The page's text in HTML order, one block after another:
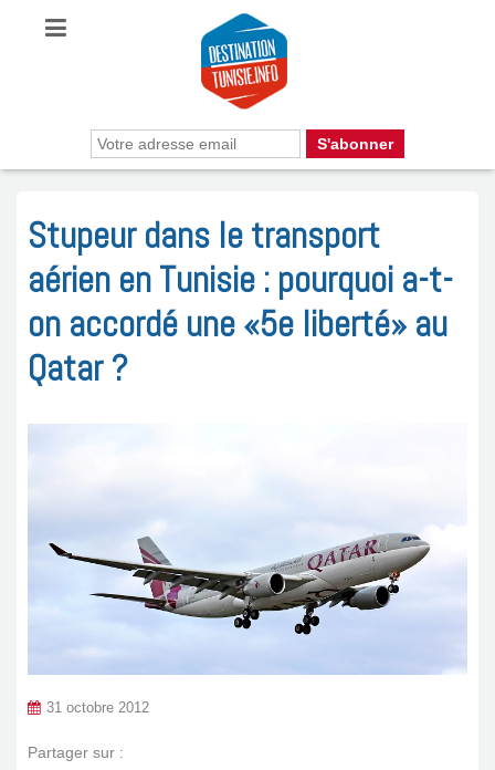
Stupeur dans le transport
aérien en Tunisie : pourquoi a-t-
on accordé une «5e liberté» au
Qatar ?
31 octobre 2012
Partager sur :